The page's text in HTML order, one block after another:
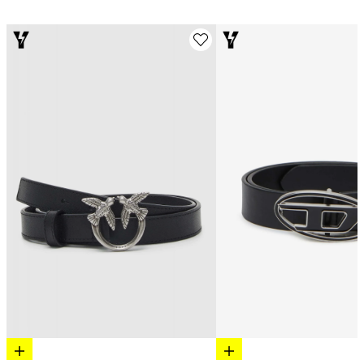
Elige opciones Elige opciones